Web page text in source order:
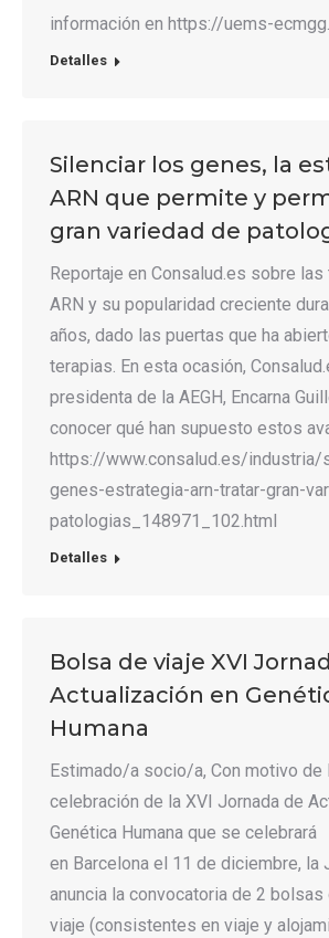
información en https://uems-
Detalles
Silenciar los genes, la
ARN que permite y
gran variedad de
Reportaje en Consalud.es sobre
ARN y su popularidad creciente
años, dado las puertas que ha
terapias. En esta ocasión,
presidenta de la AEGH, Encarna
conocer qué han supuesto estos
https://www.consalud.es/industria/
genes-estrategia-arn-tratar-gran-
patologias_148971_102.html
Detalles
Bolsa de viaje XVI
Actualización en
Humana
Estimado/a socio/a, Con motivo de
celebración de la XVI Jornada de
Genética Humana que se celebrará
en Barcelona el 11 de diciembre, la
anuncia la convocatoria de 2 bolsas
viaje (consistentes en viaje y